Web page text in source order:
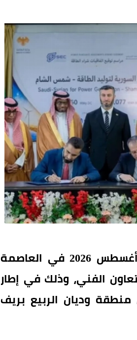
بإشراف من وزارة الطاقة، وُقعت (الأربعاء) الموافق 5 أغسطس 2026 في العاصمة
للتعاون الفني، وذلك في إطار
في منطقة وديان الربيع بريف